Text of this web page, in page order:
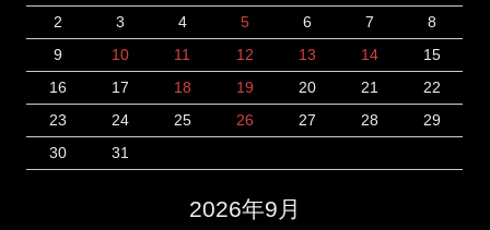
2
3 4 5 6 7
8
9
10 11 12 13 14
15
16
17 18 19 20 21
22
23
24 25 26 27 28
29
30
31
2026年9月